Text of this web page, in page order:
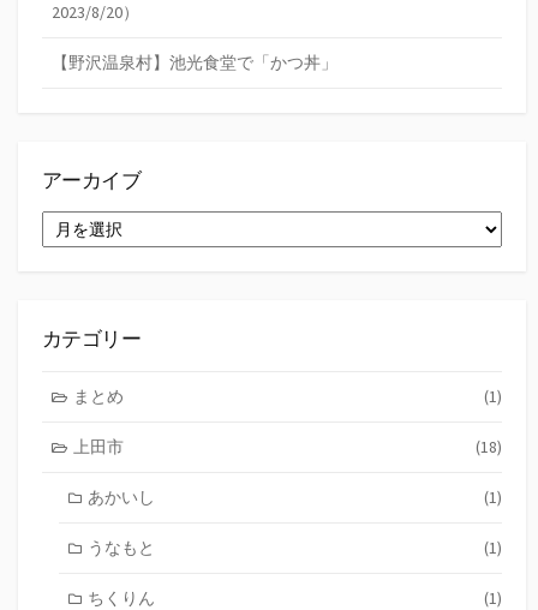
2023/8/20）
【野沢温泉村】池光食堂で「かつ丼」
アーカイブ
ー
カテゴリー
まとめ (1)
上田市 (18)
あかいし (1)
うなもと (1)
ちくりん (1)